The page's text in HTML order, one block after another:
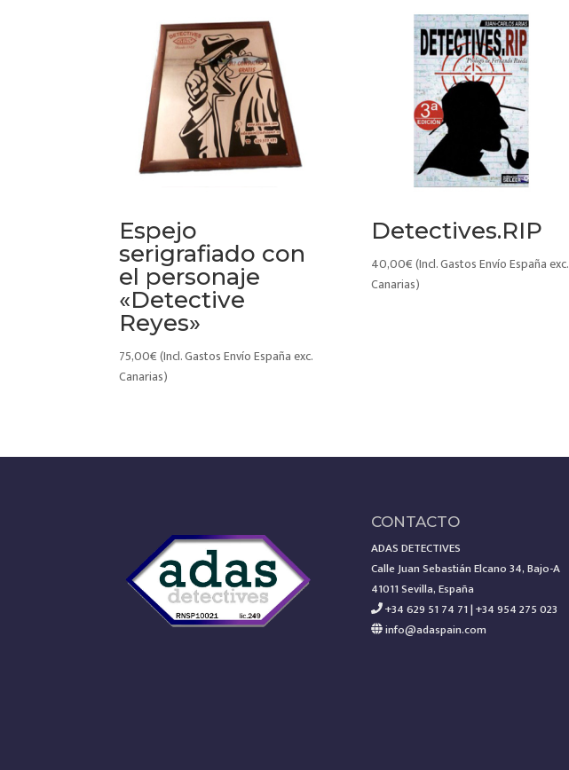
Espejo
serigrafiado con
el personaje
«Detective
Reyes»
75,00€(Incl. Gastos Envío España exc.
Canarias)
Detectives.RIP
40,00€(Incl. Gastos Envío España exc.
Canarias)
CONTACTO
ADAS DETECTIVES
Calle Juan Sebastián Elcano 34, Bajo-A
41011 Sevilla, España
+34 629 51 74 71 | +34 954 275 023
info@adaspain.com